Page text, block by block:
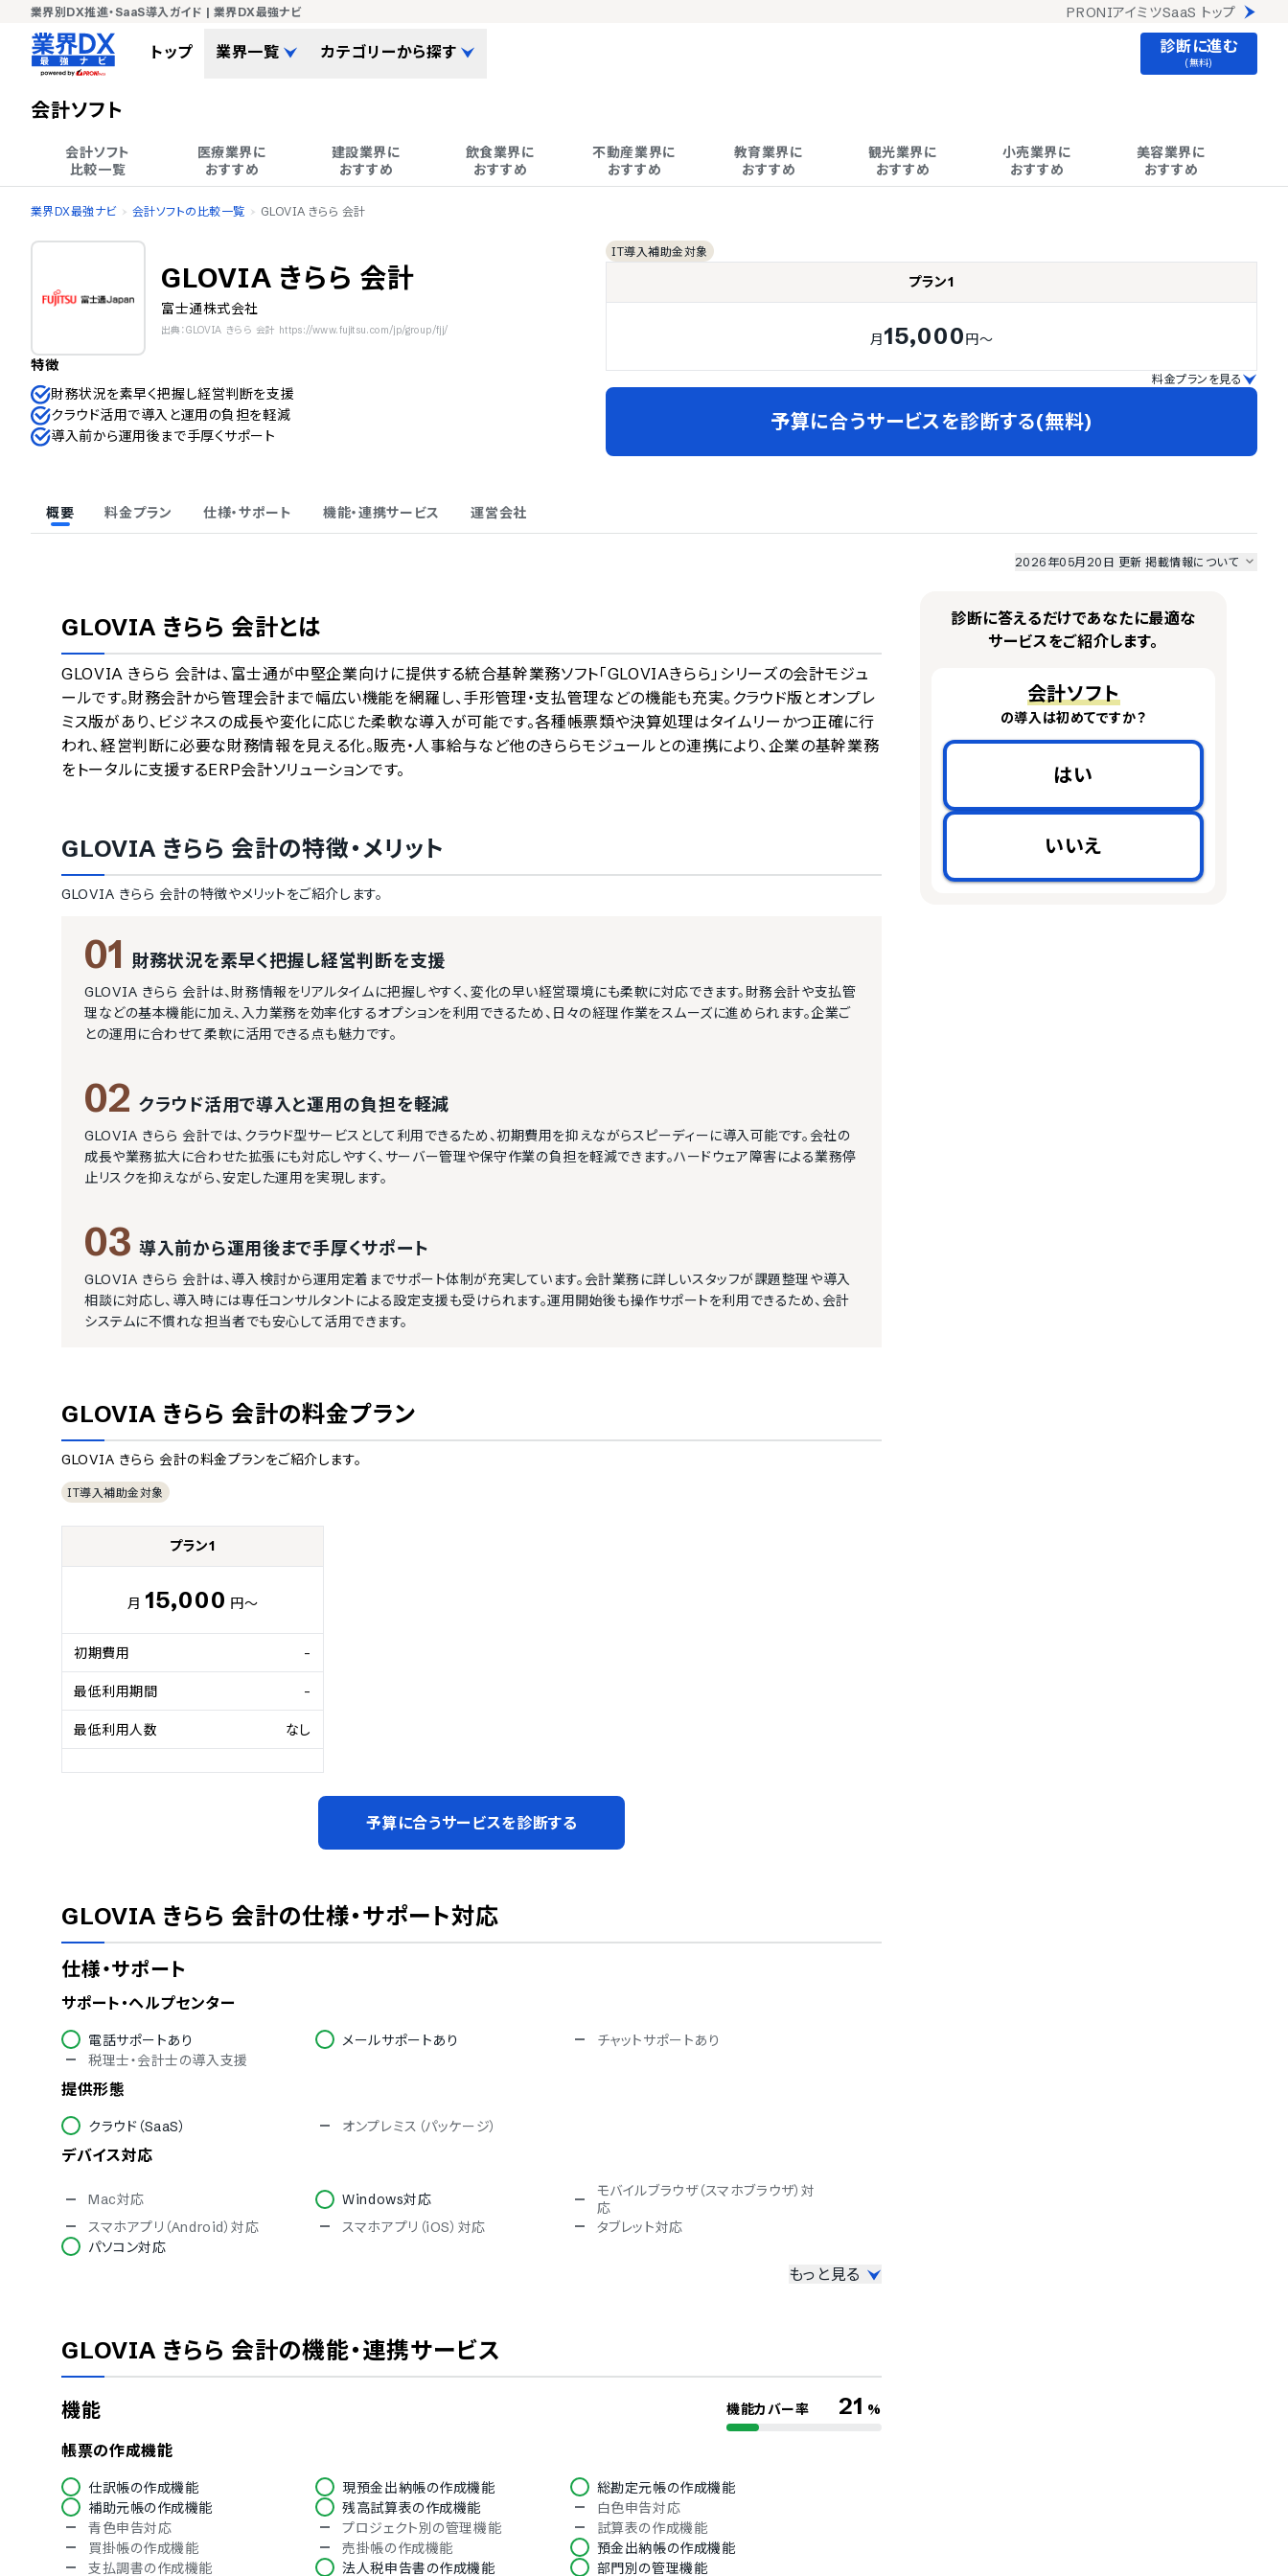
業界別DX推進・SaaS導入ガイド | 業界DX最強ナビ PRONIアイミツSaaS トップ
トップ 業界一覧 カテゴリーから探す 診断に進む
(無料)
会計ソフト
会計ソフト
比較一覧
医療業界に
おすすめ
建設業界に
おすすめ
飲食業界に
おすすめ
不動産業界に
おすすめ
教育業界に
おすすめ
観光業界に
おすすめ
小売業界に
おすすめ
美容業界に
おすすめ
業界DX最強ナビ 会計ソフトの比較一覧 GLOVIA きらら 会計
GLOVIA きらら 会計
富士通株式会社
出典：GLOVIA きらら 会計 https://www.fujitsu.com/jp/group/fjj/
特徴
財務状況を素早く把握し経営判断を支援
クラウド活用で導入と運用の負担を軽減
導入前から運用後まで手厚くサポート
IT導入補助金対象
プラン1
月15,000円～
料金プランを見る
予算に合うサービスを診断する(無料)
概要 料金プラン 仕様・サポート 機能・連携サービス 運営会社
2026年05月20日 更新掲載情報について
一部
PRONIアイミツSaaS
のサービスデータを参照しています。
業界DX最強ナビ編集部 情報取得元
GLOVIA きらら 会計とは
GLOVIA きらら 会計は、富士通が中堅企業向けに提供する統合基幹業務ソフト「GLOVIAきらら」シリーズの会計モジュ
ールです。財務会計から管理会計まで幅広い機能を網羅し、手形管理・支払管理などの機能も充実。クラウド版とオンプレ
ミス版があり、ビジネスの成長や変化に応じた柔軟な導入が可能です。各種帳票類や決算処理はタイムリーかつ正確に行
われ、経営判断に必要な財務情報を見える化。販売・人事給与など他のきららモジュールとの連携により、企業の基幹業務
をトータルに支援するERP会計ソリューションです。
GLOVIA きらら 会計の特徴・メリット
GLOVIA きらら 会計の特徴やメリットをご紹介します。
01 財務状況を素早く把握し経営判断を支援
GLOVIA きらら 会計は、財務情報をリアルタイムに把握しやすく、変化の早い経営環境にも柔軟に対応できます。財務会計や支払管
理などの基本機能に加え、入力業務を効率化するオプションを利用できるため、日々の経理作業をスムーズに進められます。企業ご
との運用に合わせて柔軟に活用できる点も魅力です。
02 クラウド活用で導入と運用の負担を軽減
GLOVIA きらら 会計では、クラウド型サービスとして利用できるため、初期費用を抑えながらスピーディーに導入可能です。会社の
成長や業務拡大に合わせた拡張にも対応しやすく、サーバー管理や保守作業の負担を軽減できます。ハードウェア障害による業務停
止リスクを抑えながら、安定した運用を実現します。
03 導入前から運用後まで手厚くサポート
GLOVIA きらら 会計は、導入検討から運用定着までサポート体制が充実しています。会計業務に詳しいスタッフが課題整理や導入
相談に対応し、導入時には専任コンサルタントによる設定支援も受けられます。運用開始後も操作サポートを利用できるため、会計
システムに不慣れな担当者でも安心して活用できます。
GLOVIA きらら 会計の料金プラン
GLOVIA きらら 会計の料金プランをご紹介します。
IT導入補助金対象
プラン1
月 15,000 円～
初期費用 -
最低利用期間 -
最低利用人数 なし
予算に合うサービスを診断する
GLOVIA きらら 会計の仕様・サポート対応
仕様・サポート
サポート・ヘルプセンター
電話サポートあり メールサポートあり
チャットサポートあり
税理士・会計士の導入支援
提供形態
クラウド（SaaS） オンプレミス（パッケージ）
デバイス対応
Mac対応 Windows対応
モバイルブラウザ（スマホブラウザ）対
応
スマホアプリ（Android）対応
スマホアプリ（iOS）対応
タブレット対応
パソコン対応
シングルサインオン
TRUSTe
ISO/IEC 27017（クラウドサービスセ
操作履歴の自動保存
バックアップ機能
権限管理機能
オランダ語
フィンランド語
フランス語
ドイツ語
イタリア語
韓国語
ノルウェー語
ポルトガル語
ロシア語
スペイン語
スウェーデン語
タイ語
もっと見る
GLOVIA きらら 会計の機能・連携サービス
機能 機能カバー率 21 %
帳票の作成機能
仕訳帳の作成機能 現預金出納帳の作成機能
総勘定元帳の作成機能
補助元帳の作成機能
残高試算表の作成機能
白色申告対応
青色申告対応
プロジェクト別の管理機能
試算表の作成機能
買掛帳の作成機能
売掛帳の作成機能
預金出納帳の作成機能
支払調書の作成機能
法人税申告書の作成機能 部門別の管理機能
診断に答えるだけであなたに最適な
サービスをご紹介します。
会計ソフト
の導入は初めてですか？
はい
いいえ